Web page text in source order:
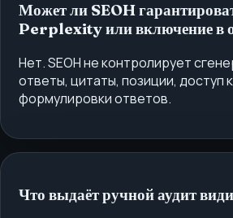
Может ли SEOH
Perplexity или включение в
Нет. SEOH не контролирует
ответы, цитаты, позиции, доступ
формулировки ответов.
Что выдаёт ручной аудит